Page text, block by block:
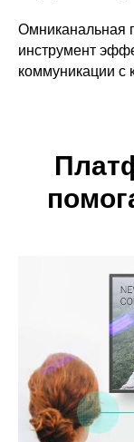
Омниканальная
инструмент
коммуникации с